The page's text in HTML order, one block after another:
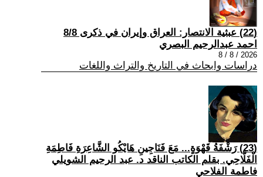
(22) عبثية الانتصار: العراق وإيران في ذكرى 8/8
احمد عبدالرحيم البصري
2026 / 8 / 8
دراسات وابحاث في التاريخ والتراث واللغات
(23) رَشْفَةُ قَهْوَةٍ... مَعَ فَنَاجِينِ هَايْكُو الشَّاعِرَةِ فَاطِمَةِ
الْفَلَّاحِي. بقلم الكاتب الناقد د. عبد الرحيم الشويلي
فاطمة الفلاحي